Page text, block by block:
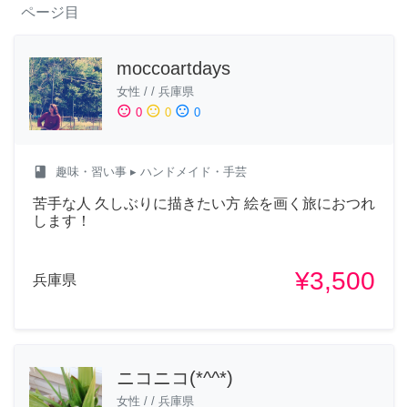
ページ目
moccoartdays
女性 / / 兵庫県
sentiment_satisfied 0 sentiment_neutral 0 sentiment_dissatisfied 0
class 趣味・習い事 ▸ ハンドメイド・手芸
苦手な人 久しぶりに描きたい方 絵を画く旅におつれ
します！
兵庫県 ¥3,500
ニコニコ(*^^*)
女性 / / 兵庫県